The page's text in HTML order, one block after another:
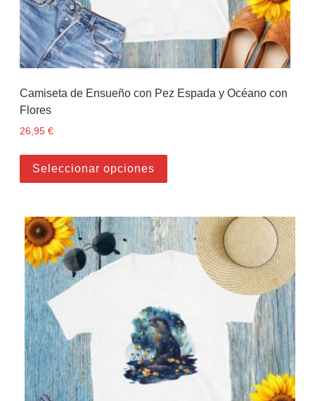
Camiseta de Ensueño con Pez Espada y Océano con
Flores
26,95 €
Seleccionar opciones